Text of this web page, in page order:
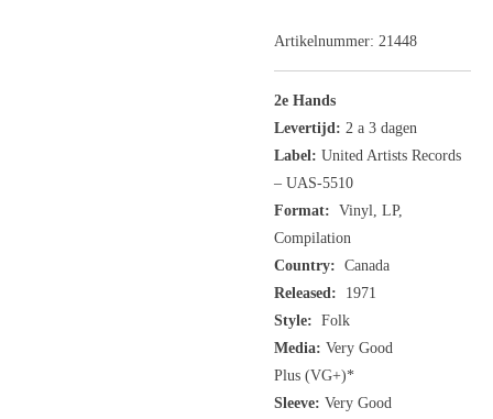
Artikelnummer: 21448
2e Hands
Levertijd: 2 a 3 dagen
Label: United Artists Records
‎– UAS-5510
Format: Vinyl, LP,
Compilation
Country: Canada
Released: 1971
Style: Folk
Media: Very Good
Plus (VG+)*
Sleeve: Very Good